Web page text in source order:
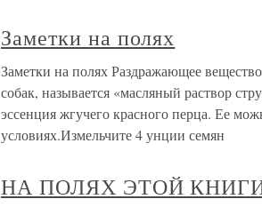
Заметки на полях
Заметки на полях Раздражающее
собак, называется «масляный раствор
эссенция жгучего красного перца. Ее
условиях.Измельчите 4 унции семян
НА ПОЛЯХ ЭТОЙ